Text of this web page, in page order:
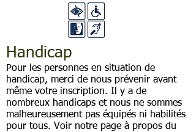
Handicap
Pour les personnes en situation de
handicap, merci de nous prévenir avant
même votre inscription. Il y a de
nombreux handicaps et nous ne sommes
malheureusement pas équipés ni habilités
pour tous. Voir notre page à propos du